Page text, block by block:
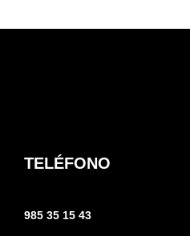
TELÉFONO
985 35 15 43